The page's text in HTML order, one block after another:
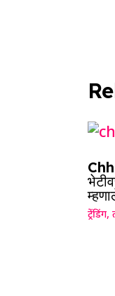
ट्रेंडिंग,